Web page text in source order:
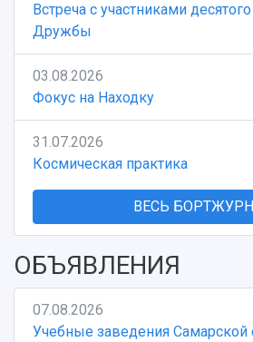
Встреча с участниками
Дружбы
03.08.2026
Фокус на Находку
31.07.2026
Космическая практика
ВЕСЬ
ОБЪЯВЛЕНИЯ
07.08.2026
Учебные заведения Самарской